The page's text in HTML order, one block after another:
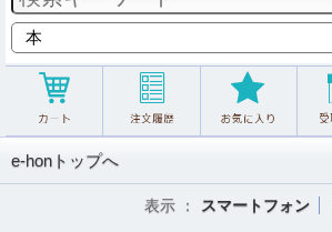
e-honトップへ
表示 ： スマートフォン